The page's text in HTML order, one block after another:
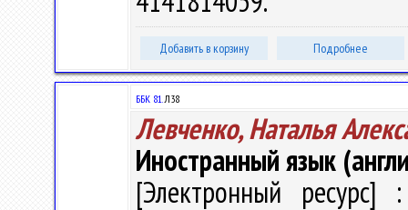
Добавить в корзину Подробнее
ББК 81.Л38
Левченко, Наталья
Иностранный язык
[Электронный ресурс]